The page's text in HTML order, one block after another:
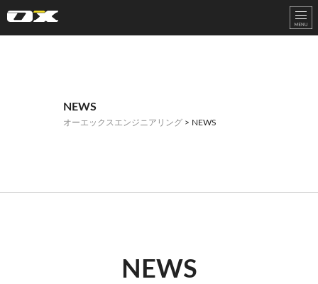
NEWS
オーエックスエンジニアリング> NEWS
NEWS